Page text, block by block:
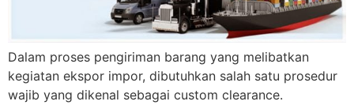
Dalam proses pengiriman barang yang melibatkan
kegiatan ekspor impor, dibutuhkan salah satu prosedur
wajib yang dikenal sebagai custom clearance.